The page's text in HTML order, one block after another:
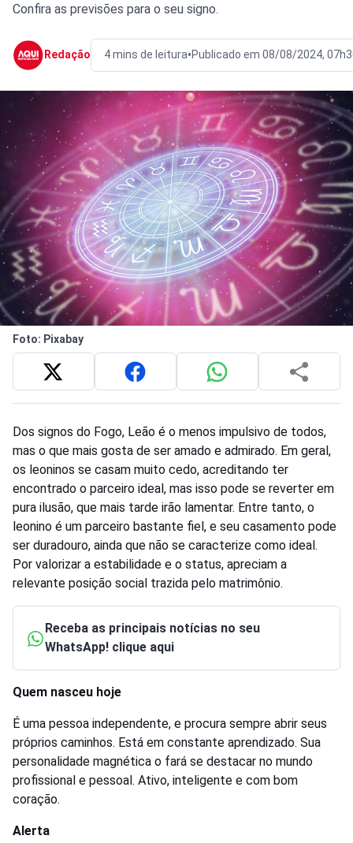
Confira as previsões para o seu signo.
Redação 4 mins de leitura•Publicado em 08/08/2024,
Foto: Pixabay
Dos signos do Fogo, Leão é o menos impulsivo de todos,
mas o que mais gosta de ser amado e admirado. Em geral,
os leoninos se casam muito cedo, acreditando ter
encontrado o parceiro ideal, mas isso pode se reverter em
pura ilusão, que mais tarde irão lamentar. Entre tanto, o
leonino é um parceiro bastante fiel, e seu casamento pode
ser duradouro, ainda que não se caracterize como ideal.
Por valorizar a estabilidade e o status, apreciam a
relevante posição social trazida pelo matrimônio.
Receba as principais notícias no seu
WhatsApp! clique aqui
Quem nasceu hoje
É uma pessoa independente, e procura sempre abrir seus
próprios caminhos. Está em constante aprendizado. Sua
personalidade magnética o fará se destacar no mundo
profissional e pessoal. Ativo, inteligente e com bom
coração.
Alerta